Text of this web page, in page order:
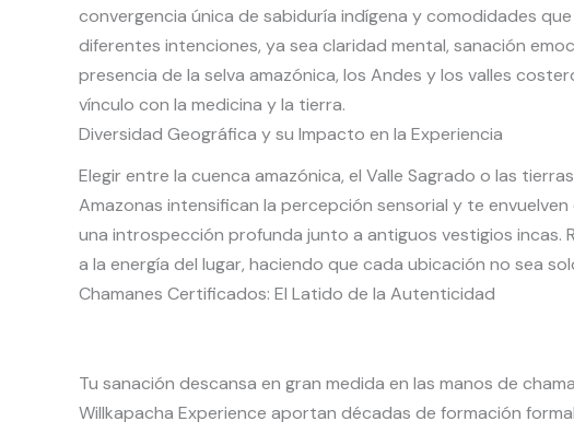
convergencia única de sabiduría indígena y comodidades
diferentes intenciones, ya sea claridad mental, sanación
presencia de la selva amazónica, los Andes y los valles
vínculo con la medicina y la tierra.
Diversidad Geográfica y su Impacto en la Experiencia
Elegir entre la cuenca amazónica, el Valle Sagrado o las
Amazonas intensifican la percepción sensorial y te
una introspección profunda junto a antiguos vestigios
a la energía del lugar, haciendo que cada ubicación no sea
Chamanes Certificados: El Latido de la Autenticidad
Tu sanación descansa en gran medida en las manos de
Willkapacha Experience aportan décadas de formación